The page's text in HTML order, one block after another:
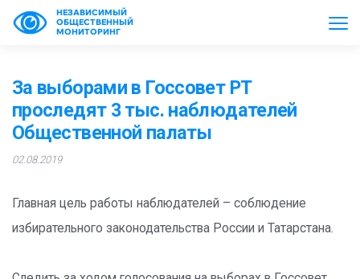
НЕЗАВИСИМЫЙ
ОБЩЕСТВЕННЫЙ
МОНИТОРИНГ
За выборами в Госсовет РТ
проследят 3 тыс. наблюдателей
Общественной палаты
02.08.2019
Главная цель работы наблюдателей – соблюдение
избирательного законодательства России и Татарстана.